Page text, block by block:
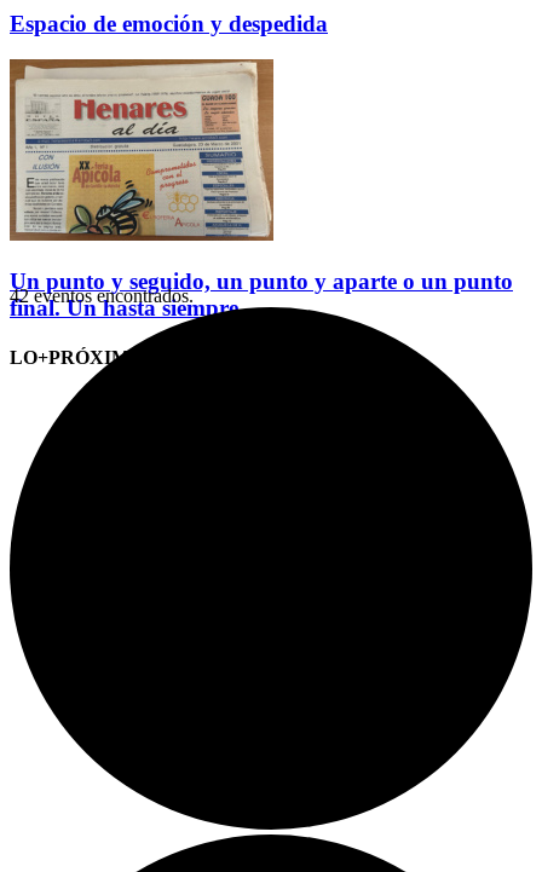
Espacio de emoción y despedida
Un punto y seguido, un punto y aparte o un punto
final. Un hasta siempre
LO+PRÓXIMO (CITAS)
42 eventos encontrados.